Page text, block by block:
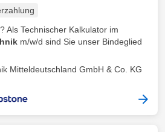
Als Technischer Kalkulator im
m/w/d sind Sie unser Bindeglied
Mitteldeutschland GmbH & Co. KG